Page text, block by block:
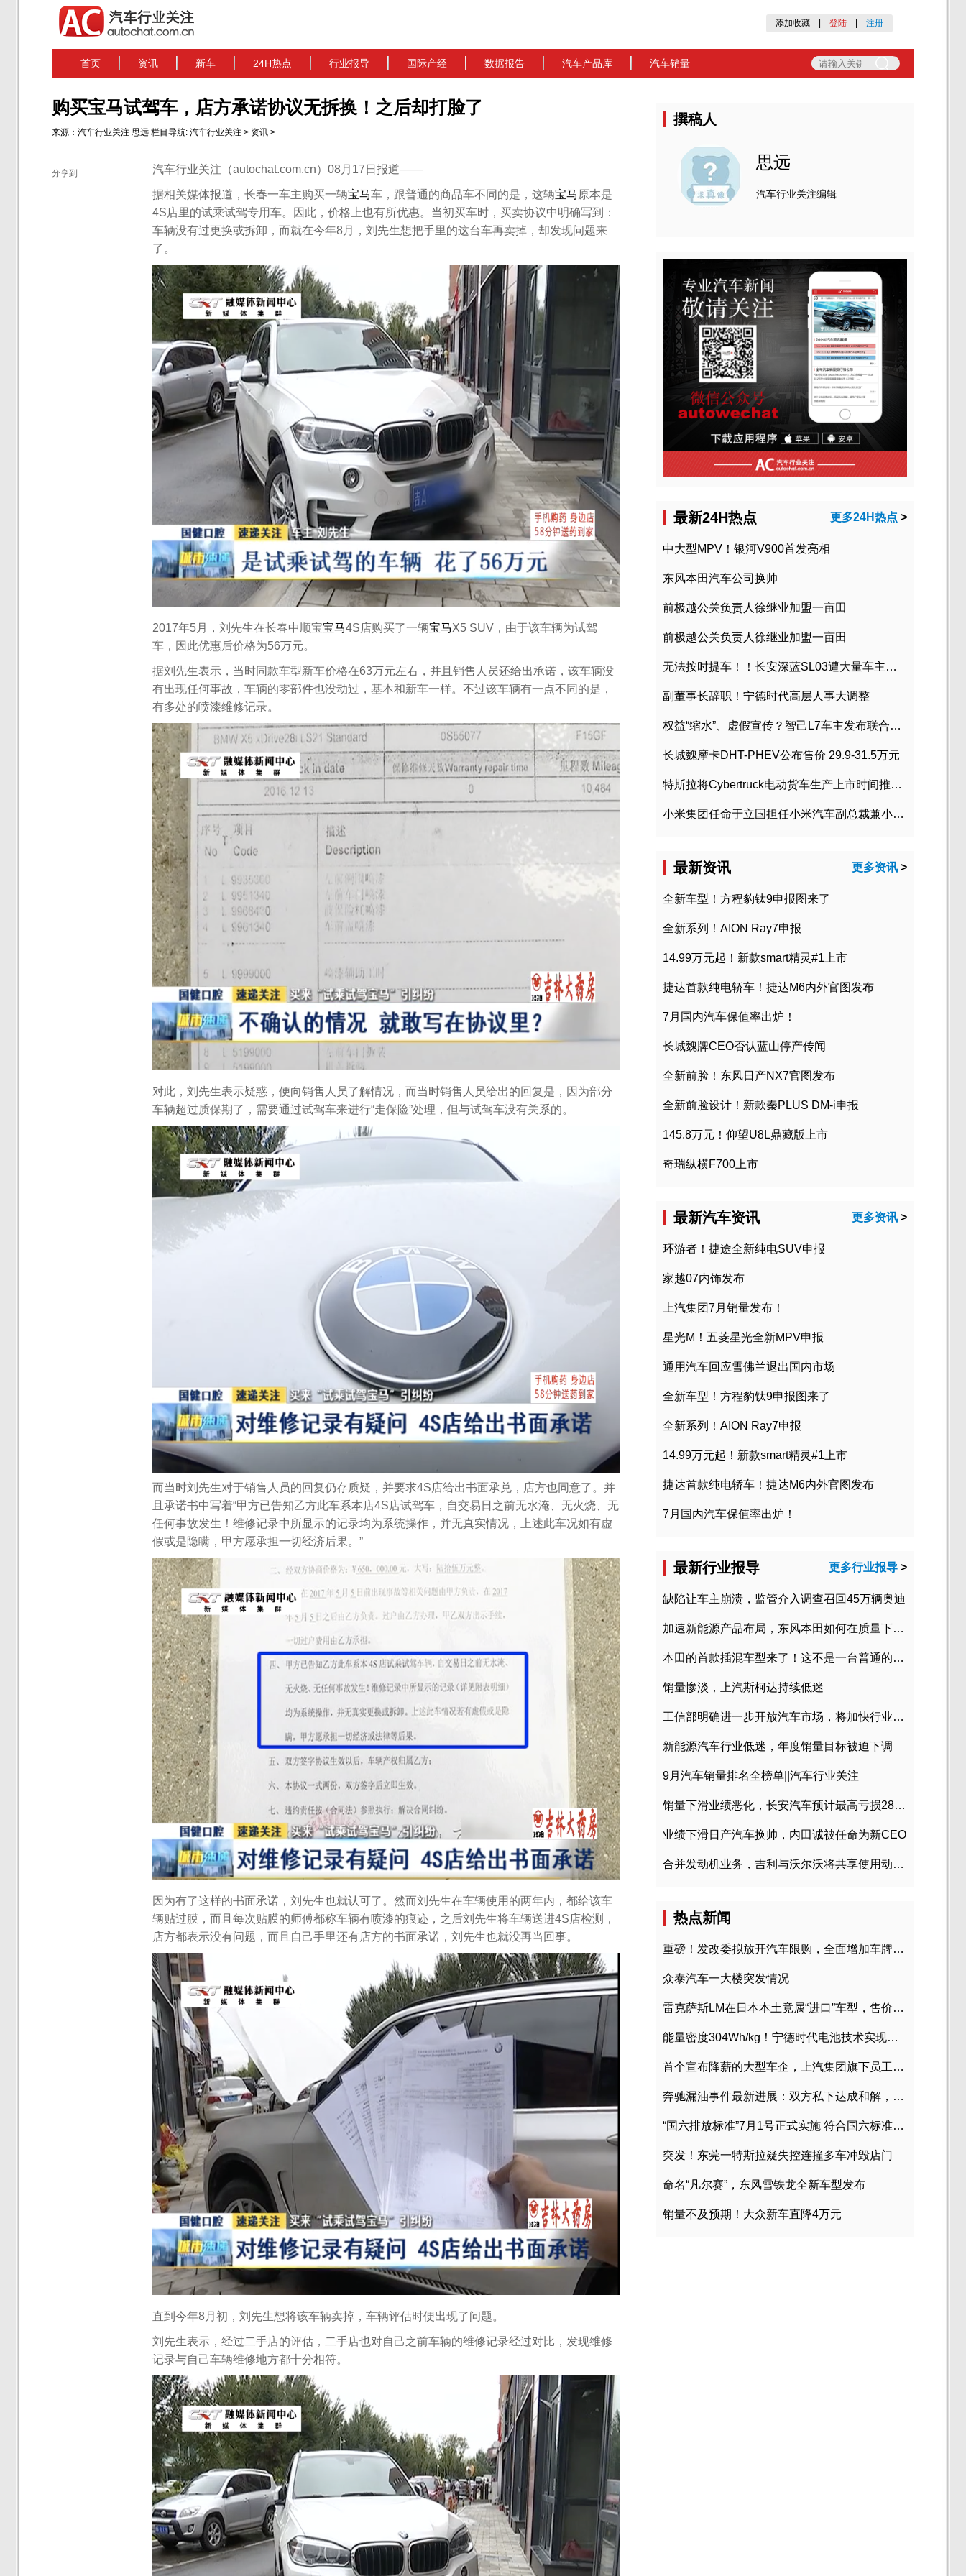
添加收藏 登陆 注册
首页 资讯 新车 24H热点 行业报导 国际产经 数据报告 汽车产品库 汽车销量
购买宝马试驾车，店方承诺协议无拆换！之后却打脸了
来源： 汽车行业关注 思远 栏目导航: 汽车行业关注 > 资讯 >
分享到 汽车行业关注（autochat.com.cn）08月17日报道——
据相关媒体报道，长春一车主购买一辆宝马车，跟普通的商品车不同的是，这辆宝马 原本是
4S店里的试乘试驾专用车。因此，价格上也有所优惠。当初买车时，买卖协议中明确写到：
车辆没有过更换或拆卸，而就在今年8月，刘先生想把手里的这台车再卖掉，却发现问题来
了。
2017年5月，刘先生在长春中顺宝宝马4S店购买了一辆宝马X5 SUV，由于该车辆为试驾
车，因此优惠后价格为56万元。
据刘先生表示，当时同款车型新车价格在63万元左右，并且销售人员还给出承诺，该车辆没
有出现任何事故，车辆的零部件也没动过，基本和新车一样。不过该车辆有一点不同的是，
有多处的喷漆维修记录。
对此，刘先生表示疑惑，便向销售人员了解情况，而当时销售人员给出的回复是，因为部分
车辆超过质保期了，需要通过试驾车来进行“走保险”处理，但与试驾车没有关系的。
而当时刘先生对于销售人员的回复仍存质疑，并要求4S店给出书面承兑，店方也同意了。并
且承诺书中写着“甲方已告知乙方此车系本店4S店试驾车，自交易日之前无水淹、无火烧、无
任何事故发生！维修记录中所显示的记录均为系统操作，并无真实情况，上述此车况如有虚
假或是隐瞒，甲方愿承担一切经济后果。”
因为有了这样的书面承诺，刘先生也就认可了。然而刘先生在车辆使用的两年内，都给该车
辆贴过膜，而且每次贴膜的师傅都称车辆有喷漆的痕迹，之后刘先生将车辆送进4S店检测，
店方都表示没有问题，而且自己手里还有店方的书面承诺，刘先生也就没再当回事。
直到今年8月初，刘先生想将该车辆卖掉，车辆评估时便出现了问题。
刘先生表示，经过二手店的评估，二手店也对自己之前车辆的维修记录经过对比，发现维修
记录与自己车辆维修地方都十分相符。
撰稿人
思远
汽车行业关注编辑
最新24H热点 更多24H热点 >
中大型MPV！银河V900首发亮相
东风本田汽车公司换帅
前极越公关负责人徐继业加盟一亩田
前极越公关负责人徐继业加盟一亩田
无法按时提车！！长安深蓝SL03遭大量车主投诉
副董事长辞职！宁德时代高层人事大调整
权益“缩水”、虚假宣传？智己L7车主发布联合维权声明
长城魏摩卡DHT-PHEV公布售价 29.9-31.5万元
特斯拉将Cybertruck电动货车生产上市时间推迟到2023年初
小米集团任命于立国担任小米汽车副总裁兼小米汽车北京总部政委
最新资讯 更多资讯 >
全新车型！方程豹钛9申报图来了
全新系列！AION Ray7申报
14.99万元起！新款smart精灵#1上市
捷达首款纯电轿车！捷达M6内外官图发布
7月国内汽车保值率出炉！
长城魏牌CEO否认蓝山停产传闻
全新前脸！东风日产NX7官图发布
全新前脸设计！新款秦PLUS DM-i申报
145.8万元！仰望U8L鼎藏版上市
奇瑞纵横F700上市
最新汽车资讯 更多资讯 >
环游者！捷途全新纯电SUV申报
家越07内饰发布
上汽集团7月销量发布！
星光M！五菱星光全新MPV申报
通用汽车回应雪佛兰退出国内市场
全新车型！方程豹钛9申报图来了
全新系列！AION Ray7申报
14.99万元起！新款smart精灵#1上市
捷达首款纯电轿车！捷达M6内外官图发布
7月国内汽车保值率出炉！
最新行业报导 更多行业报导 >
缺陷让车主崩溃，监管介入调查召回45万辆奥迪
加速新能源产品布局，东风本田如何在质量下转型？
本田的首款插混车型来了！这不是一台普通的CR-V
销量惨淡，上汽斯柯达持续低迷
工信部明确进一步开放汽车市场，将加快行业兼并重组
新能源汽车行业低迷，年度销量目标被迫下调
9月汽车销量排名全榜单||汽车行业关注
销量下滑业绩恶化，长安汽车预计最高亏损28亿元
业绩下滑日产汽车换帅，内田诚被任命为新CEO
合并发动机业务，吉利与沃尔沃将共享使用动力总成
热点新闻
重磅！发改委拟放开汽车限购，全面增加车牌指标
众泰汽车一大楼突发情况
雷克萨斯LM在日本本土竟属“进口”车型，售价2580万日元
能量密度304Wh/kg！宁德时代电池技术实现突破
首个宣布降薪的大型车企，上汽集团旗下员工降薪文件曝光
奔驰漏油事件最新进展：双方私下达成和解，工商已介入调查
“国六排放标准”7月1号正式实施 符合国六标准车型目录一览
突发！东莞一特斯拉疑失控连撞多车冲毁店门
命名“凡尔赛”，东风雪铁龙全新车型发布
销量不及预期！大众新车直降4万元